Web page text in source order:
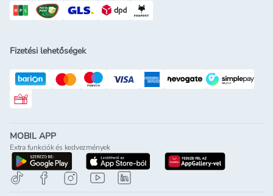
Fizetési lehetőségek
Rossmann ajándékkártya
MOBIL APP
Extra funkciók és kedvezmények
letöltés a google-play-rölletöltés az app-store-ból
letöltés